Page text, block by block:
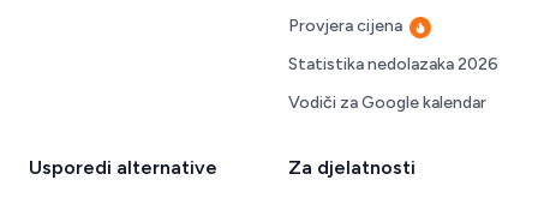
Provjera cijena
Vruće
Statistika nedolazaka 2026
Vodiči za Google kalendar
Usporedi alternative Za djelatnosti